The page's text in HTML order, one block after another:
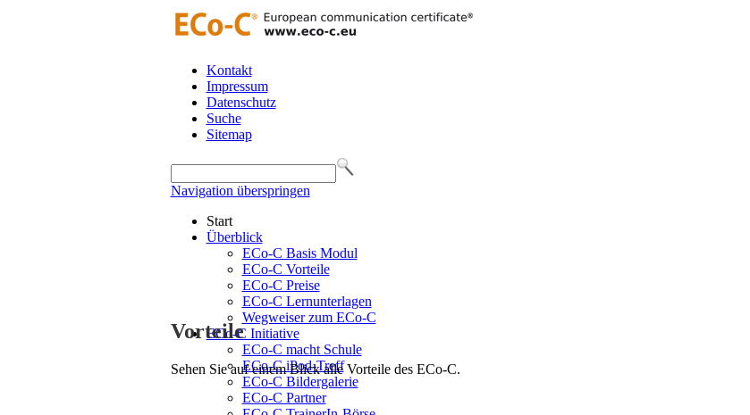
Kontakt
Impressum
Datenschutz
Suche
Sitemap
Navigation überspringen
Start
Überblick
ECo-C Basis Modul
ECo-C Vorteile
ECo-C Preise
ECo-C Lernunterlagen
Wegweiser zum ECo-C
ECo-C Initiative
ECo-C macht Schule
ECo-C iPod-Treff
ECo-C Bildergalerie
ECo-C Partner
Vorteile
Sehen Sie auf einem Blick alle Vorteile des ECo-C.